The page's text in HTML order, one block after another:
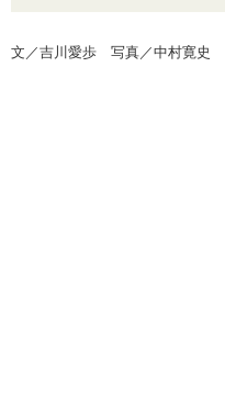
文／吉川愛歩 写真／中村寛史